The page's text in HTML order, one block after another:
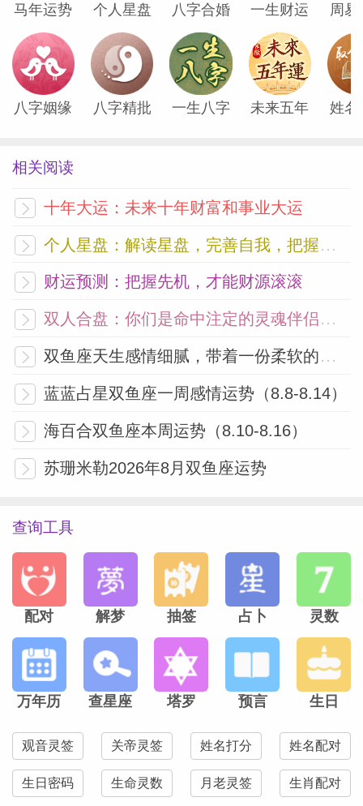
马年运势 个人星盘 八字合婚 一生财运 周易
八字姻缘 八字精批 一生八字 未来五年 姓名
相关阅读
十年大运：未来十年财富和事业大运
个人星盘：解读星盘，完善自我，把握未来
财运预测：把握先机，才能财源滚滚
双人合盘：你们是命中注定的灵魂伴侣吗？
双鱼座天生感情细腻，带着一份柔软的敏感
蓝蓝占星双鱼座一周感情运势（8.8-8.14）
海百合双鱼座本周运势（8.10-8.16）
苏珊米勒2026年8月双鱼座运势
查询工具
配对 解梦 抽签 占卜 灵数
万年历 查星座 塔罗 预言 生日
观音灵签 关帝灵签 姓名打分 姓名配对
生日密码 生命灵数 月老灵签 生肖配对